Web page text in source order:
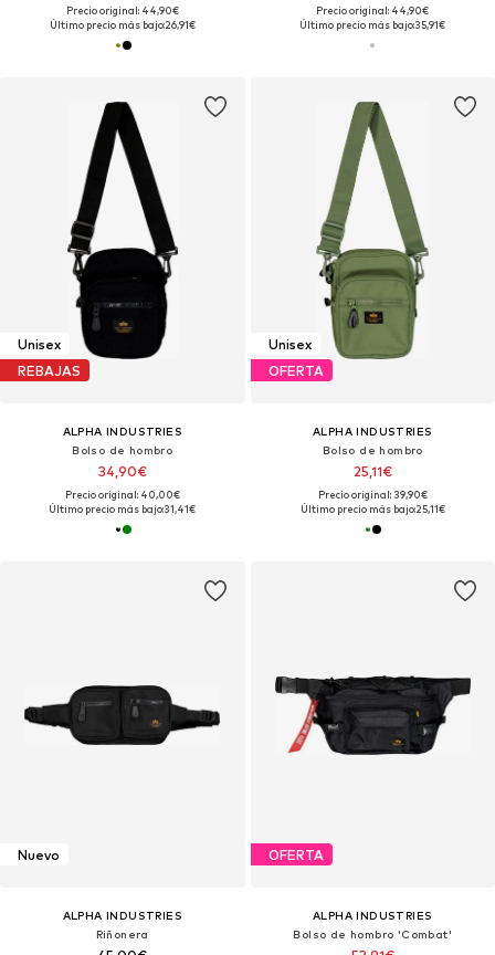
Precio original: 44,90€
Último precio más bajo:26,91€
Precio original: 44,90€
Último precio más bajo:35,91€
Unisex
REBAJAS
ALPHA INDUSTRIES
Bolso de hombro
34,90€
Precio original: 40,00€
Último precio más bajo:31,41€
Unisex
OFERTA
ALPHA INDUSTRIES
Bolso de hombro
25,11€
Precio original: 39,90€
Último precio más bajo:25,11€
Nuevo
ALPHA INDUSTRIES
Riñonera
OFERTA
ALPHA INDUSTRIES
Bolso de hombro 'Combat'